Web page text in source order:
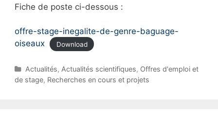
Fiche de poste ci-dessous :
offre-stage-inegalite-de-genre-baguage-
oiseaux
Download
C
a
Actualités, Actualités scientifiques, Offres d'emploi et
de stage, Recherches en cours et projets